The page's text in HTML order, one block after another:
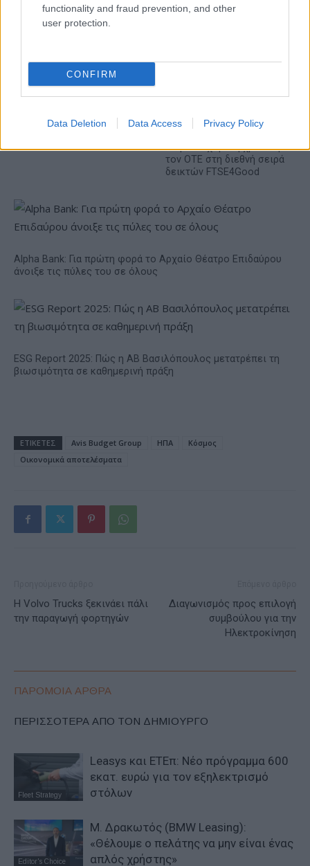
functionality and fraud prevention, and other
user protection.
CONFIRM
Data Deletion Data Access Privacy Policy
VW: Η δύσκολη εξίσωση
18η συνεχόμενη χρονιά για
τον ΟΤΕ στη διεθνή σειρά
δεικτών FTSE4Good
Alpha Bank: Για πρώτη φορά το Αρχαίο Θέατρο Επιδαύρου
άνοιξε τις πύλες του σε όλους
ESG Report 2025: Πώς η ΑΒ Βασιλόπουλος μετατρέπει τη
βιωσιμότητα σε καθημερινή πράξη
ΕΤΙΚΕΤΕΣ Avis Budget Group ΗΠΑ
Κόσμος
Οικονομικά αποτελέσματα
Η Volvo Trucks ξεκινάει πάλι
την παραγωγή φορτηγών
Διαγωνισμός προς επιλογή
συμβούλου για την
Ηλεκτροκίνηση
ΠΑΡΟΜΟΙΑ ΑΡΘΡΑ
ΠΕΡΙΣΣΟΤΕΡΑ ΑΠΟ ΤΟΝ ΔΗΜΙΟΥΡΓΟ
Fleet Strategy
Leasys και ΕΤΕπ: Νέο πρόγραμμα 600
εκατ. ευρώ για τον εξηλεκτρισμό
στόλων
Editor's Choice
Μ. Δρακωτός (BMW Leasing):
«Θέλουμε ο πελάτης να μην είναι ένας
απλός χρήστης»